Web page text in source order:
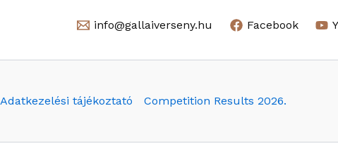
info@gallaiverseny.hu Facebook
Adatkezelési tájékoztató Competition Results 2026.